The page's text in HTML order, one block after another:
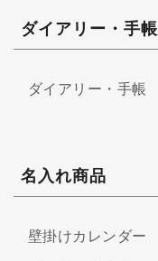
ダイアリー・手帳
ダイアリー・手帳
名入れ商品
壁掛けカレンダー